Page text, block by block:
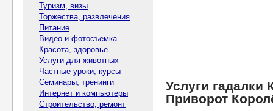
Туризм, визы
Торжества, развлечения
Питание
Видео и фотосъемка
Красота, здоровье
Услуги для животных
Частные уроки, курсы
Семинары, тренинги
Интернет и компьютеры
Строительство, ремонт
Услуги гадалки
Приворот